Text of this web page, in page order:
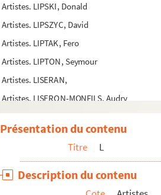
Artistes. LIPSKI, Donald
Artistes. LIPSZYC, David
Artistes. LIPTAK, Fero
Artistes. LIPTON, Seymour
Artistes. LISERAN,
Artistes. LISERON-MONFILS, Audry
Artistes. LISI, Bruno
Artistes. LISLEGAARD, Ann
Artistes. LISMONDE, Jules-Clément
Photographes. LISSEL, Edgar
Présentation du contenu
Titre L
Description du contenu